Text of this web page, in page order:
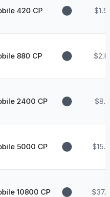
420 CP
880 CP
2400 CP
5000 CP
10800 CP